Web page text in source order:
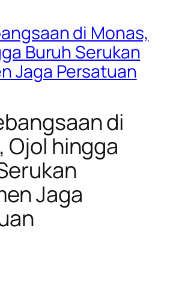
di Monas,
Buruh Serukan
Jaga Persatuan
di
Ojol hingga
Jaga